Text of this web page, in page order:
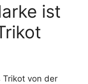
ist
von der